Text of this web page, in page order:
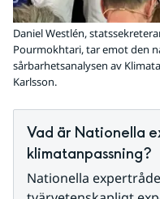
Daniel Westlén,
Pourmokhtari, tar emot den
sårbarhetsanalysen av
Karlsson.
Vad är Nationella
klimatanpassning?
Nationella